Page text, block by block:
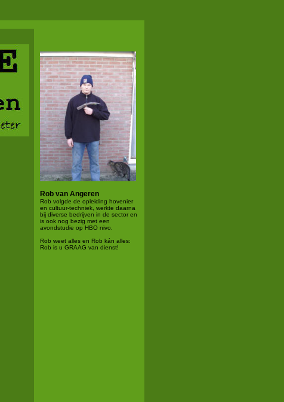
Rob van Angeren
Rob volgde de opleiding hovenier
en cultuur-techniek, werkte daarna
bij diverse bedrijven in de sector en
is ook nog bezig met een
avondstudie op HBO nivo.
Rob weet alles en Rob kán alles:
Rob is u GRAAG van dienst!